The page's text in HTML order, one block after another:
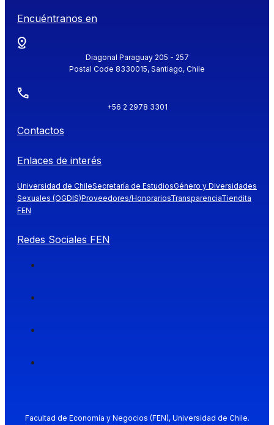
Encuéntranos en
Diagonal Paraguay 205 - 257
Postal Code 8330015, Santiago, Chile
+56 2 2978 3301
Contactos
Enlaces de interés
Universidad de ChileSecretaría de EstudiosGénero y Diversidades
Sexuales (OGDIS)Proveedores/HonorariosTransparenciaTiendita
FEN
Redes Sociales FEN
Facultad de Economía y Negocios (FEN), Universidad de Chile.